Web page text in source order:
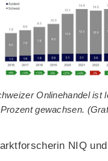
Onlinehandel ist
gewachsen.
NIQ